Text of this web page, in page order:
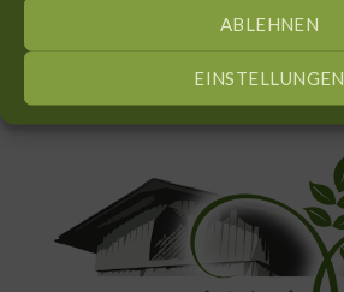
ABLEHNEN
EINSTELLUNGEN